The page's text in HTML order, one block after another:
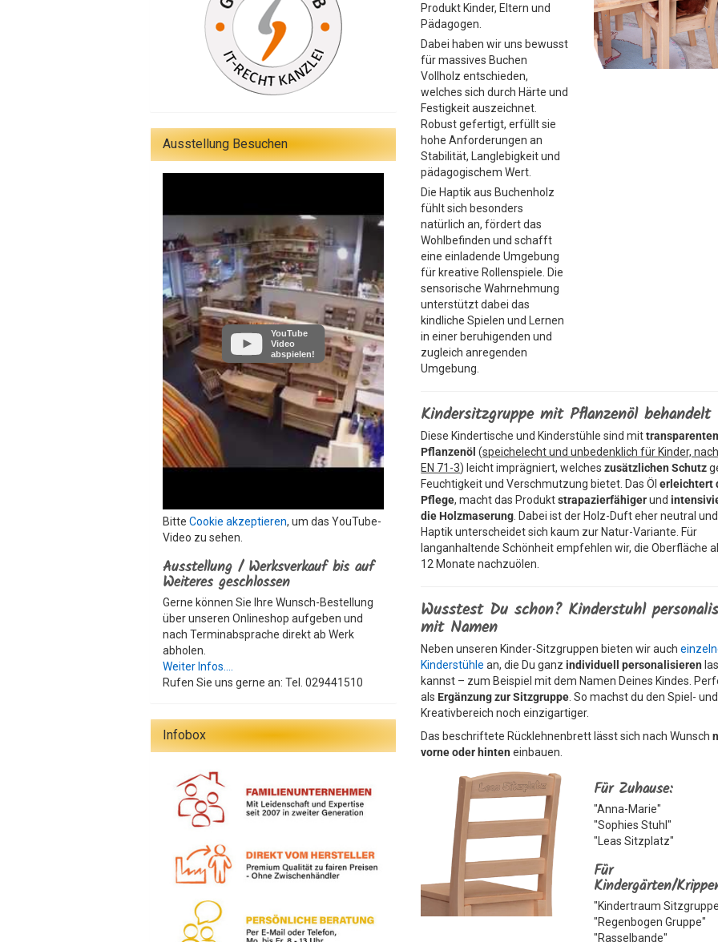
Produkt Kinder, Eltern und
Pädagogen.
Dabei haben wir uns bewusst
für massives Buchen
Vollholz entschieden,
welches sich durch Härte und
Festigkeit auszeichnet.
Robust gefertigt, erfüllt sie
hohe Anforderungen an
Stabilität, Langlebigkeit und
pädagogischem Wert.
Die Haptik aus Buchenholz
fühlt sich besonders
natürlich an, fördert das
Wohlbefinden und schafft
eine einladende Umgebung
für kreative Rollenspiele. Die
sensorische Wahrnehmung
unterstützt dabei das
kindliche Spielen und Lernen
in einer beruhigenden und
zugleich anregenden
Umgebung.
Kindersitzgruppe mit Pflanzenöl behandelt
Diese Kindertische und Kinderstühle sind mit
Pflanzenöl (speichelecht und unbedenklich für Kinder,
EN 71-3) leicht imprägniert, welcheszusätzlichen Schutz
Feuchtigkeit und Verschmutzung bietet. Das Ölerleichtert
Pflege, macht das Produktstrapazierfähigerund
die Holzmaserung . Dabei ist der Holz-Duft eher neutral
Haptik unterscheidet sich kaum zur Natur-Variante. Für
langanhaltende Schönheit empfehlen wir, die Oberfläche
12 Monate nachzuölen.
Wusstest Du schon? Kinderstuhl
mit Namen
Neben unseren Kinder-Sitzgruppen bieten wir auch
Kinderstühle an, die Du ganzindividuell personalisieren
kannst – zum Beispiel mit dem Namen Deines Kindes.
als Ergänzung zur Sitzgruppe . So machst du den Spiel- und
Kreativbereich noch einzigartiger.
Das beschriftete Rücklehnenbrett lässt sich nach Wunsch
vorne oder hinten einbauen.
Für Zuhause:
"Anna-Marie"
"Sophies Stuhl"
"Leas Sitzplatz"
Für
Kindergärten/
"Kindertraum
"Regenbogen Gruppe"
"Rasselbande"
Ausstellung Besuchen
YouTube
Video
abspielen!
Bitte Cookie akzeptieren, um das YouTube-
Video zu sehen.
Ausstellung / Werksverkauf bis auf
Weiteres geschlossen
Gerne können Sie Ihre Wunsch-Bestellung
über unseren Onlineshop aufgeben und
nach Terminabsprache direkt ab Werk
abholen.
Weiter Infos....
Rufen Sie uns gerne an: Tel. 029441510
Infobox